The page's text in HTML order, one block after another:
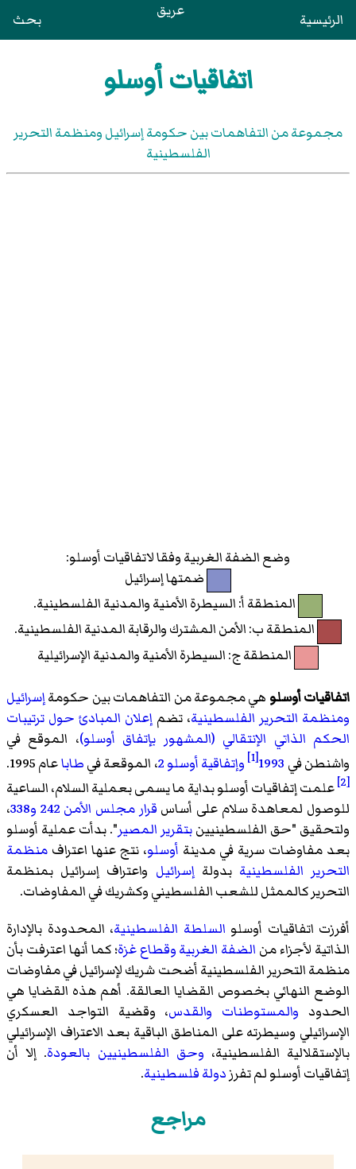
الرئيسية عريق بحث
اتفاقيات أوسلو
مجموعة من التفاهمات بين حكومة إسرائيل ومنظمة التحرير
الفلسطينية
وضع الضفة الغربية وفقا لاتفاقيات أوسلو:
ضمتها إسرائيل
المنطقة أ: السيطرة الأمنية والمدنية الفلسطينية.
المنطقة ب: الأمن المشترك والرقابة المدنية الفلسطينية.
المنطقة ج: السيطرة الأمنية والمدنية الإسرائيلية
اتفاقيات أوسلو هي مجموعة من التفاهمات بين حكومةإسرائيل
ومنظمة التحرير الفلسطينية، تضم إعلان المبادئ حول ترتيبات
الحكم الذاتي الإنتقالي (المشهور بإتفاق أوسلو)، الموقع في
واشنطن في 1993
[1] وإتفاقية أوسلو 2 ، الموقعة فيطاباعام 1995.
[2]
علمت إتفاقيات أوسلو بداية ما يسمى بعملية السلام، الساعية
للوصول لمعاهدة سلام على أساس قرار مجلس الأمن 242 و338
،
ولتحقيق "حق الفلسطينيينبتقرير المصير". بدأت عملية أوسلو
بعد مفاوضات سرية في مدينة أوسلو، نتج عنها اعتراف منظمة
التحرير الفلسطينية بدولةإسرائيل واعتراف إسرائيل بمنظمة
التحرير كالممثل للشعب الفلسطيني وكشريك في المفاوضات.
أفرزت اتفاقيات أوسلو السلطة الفلسطينية، المحدودة بالإدارة
الذاتية لأجزاء من الضفة الغربية وقطاع غزة؛ كما أنها اعترفت بأن
منظمة التحرير الفلسطينية أضحت شريك لإسرائيل في مفاوضات
الوضع النهائي بخصوص القضايا العالقة. أهم هذه القضايا هي
الحدود والمستوطنات والقدس، وقضية التواجد العسكري
الإسرائيلي وسيطرته على المناطق الباقية بعد الاعتراف الإسرائيلي
بالإستقلالية الفلسطينية، وحق الفلسطينيين بالعودة. إلا أن
إتفاقيات أوسلو لم تفرزدولة فلسطينية.
مراجع